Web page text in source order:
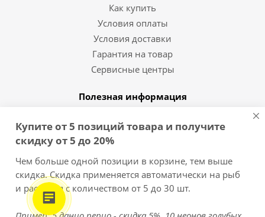
Как купить
Условия оплаты
Условия доставки
Гарантия на товар
Сервисные центры
Полезная информация
Вопрос-ответ
8 (812) 454-10-11
Купите от 5 позиций товара и получите
скидку от 5 до 20%
Чем больше одной позиции в корзине, тем выше
скидка. Скидка применяется автоматически на рыб
и растения с количеством от 5 до 30 шт.